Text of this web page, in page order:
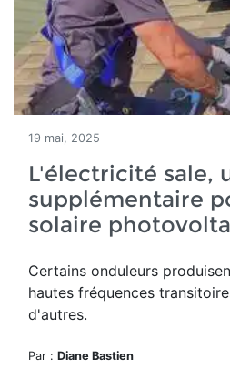
19 mai, 2025
L'électricité sale,
supplémentaire
solaire
Certains onduleurs
hautes fréquences
d'autres.
Par : Diane Bastien